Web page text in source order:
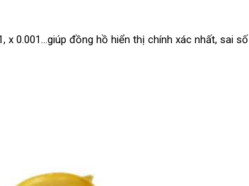
0.001…giúp đồng hồ hiển thị chính xác nhất, sai số